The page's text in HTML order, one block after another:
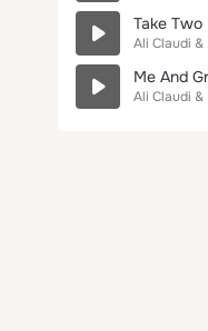
Take Two
Ali Claudi &
Me And
Ali Claudi &